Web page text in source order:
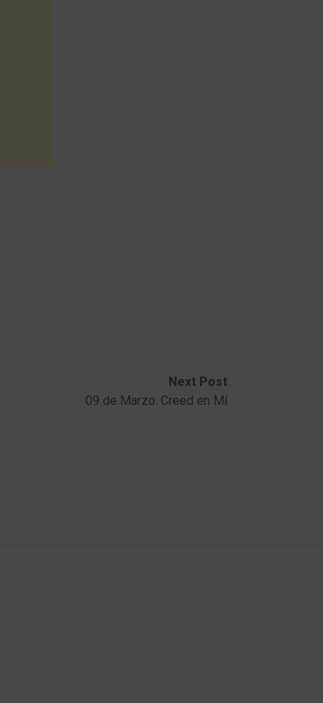
Next Post
09 de Marzo: Creed en Mí